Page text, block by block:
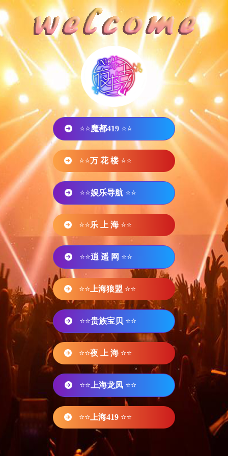
⭐⭐魔都419 ⭐⭐
⭐⭐万 花 楼 ⭐⭐
⭐⭐娱乐导航 ⭐⭐
⭐⭐乐 上 海 ⭐⭐
⭐⭐逍 遥 网 ⭐⭐
⭐⭐ 上海狼盟 ⭐⭐
⭐⭐贵族宝贝 ⭐⭐
⭐⭐夜 上 海 ⭐⭐
⭐⭐ 上海龙凤 ⭐⭐
⭐⭐ 上海419 ⭐⭐